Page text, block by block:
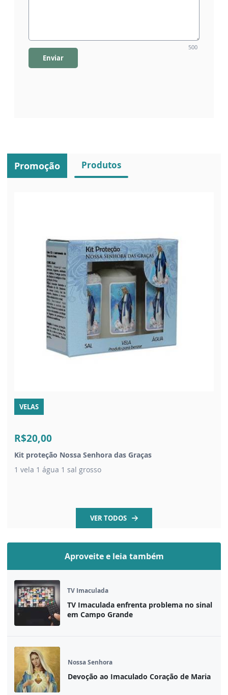
500
Enviar
Promoção Produtos
VELAS
R$20,00
Kit proteção Nossa Senhora das Graças
1 vela 1 água 1 sal grosso
VER TODOS
Aproveite e leia também
TV Imaculada
TV Imaculada enfrenta problema no sinal
em Campo Grande
Nossa Senhora
Devoção ao Imaculado Coração de Maria